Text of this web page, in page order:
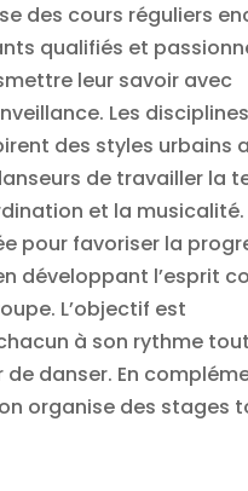
des cours réguliers
qualifiés et
leur savoir avec
Les disciplines
des styles urbains
de travailler la
et la
pour favoriser la
développant l’esprit
L’objectif est
à son rythme
danser. En
organise des stages